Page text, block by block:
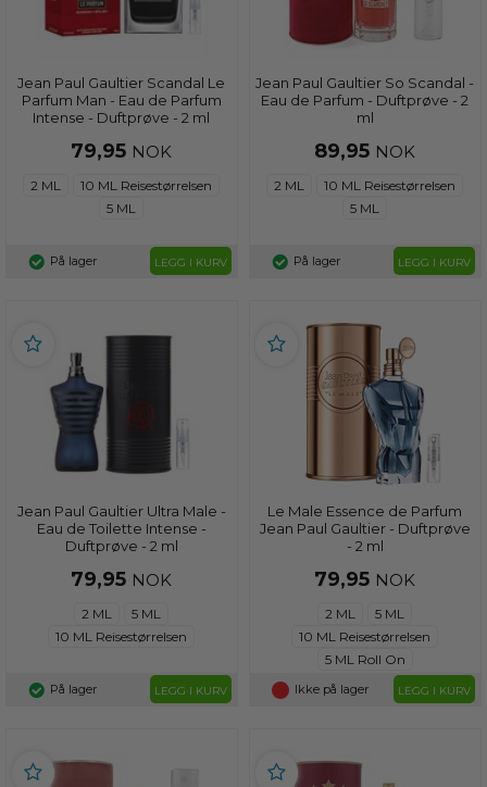
Jean Paul Gaultier Scandal Le
Parfum Man - Eau de Parfum
Intense - Duftprøve - 2 ml
79,95 NOK
2 ML
10 ML Reisestørrelsen
5 ML
På lager LEGG I KURV
Jean Paul Gaultier So Scandal -
Eau de Parfum - Duftprøve - 2
ml
89,95 NOK
2 ML
10 ML Reisestørrelsen
5 ML
På lager LEGG I KURV
Jean Paul Gaultier Ultra Male -
Eau de Toilette Intense -
Duftprøve - 2 ml
79,95 NOK
2 ML
5 ML
10 ML Reisestørrelsen
På lager LEGG I KURV
Le Male Essence de Parfum
Jean Paul Gaultier - Duftprøve
- 2 ml
79,95 NOK
2 ML
5 ML
10 ML Reisestørrelsen
5 ML Roll On
Ikke på lager LEGG I KURV